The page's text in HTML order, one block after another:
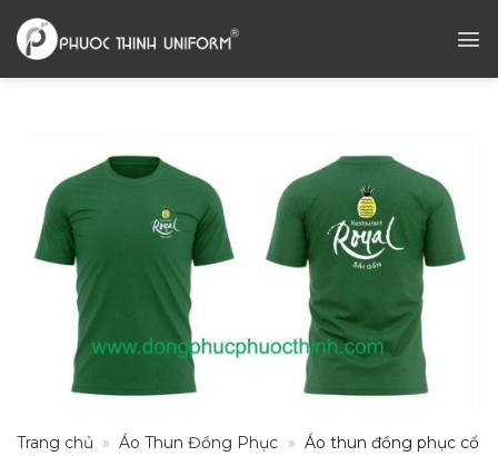
đến
Trang chủ » Áo Thun Đồng Phục » Áo thun đồng phục cổ